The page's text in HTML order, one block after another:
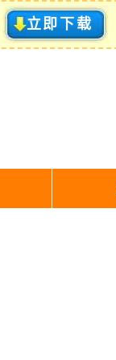
立即下载